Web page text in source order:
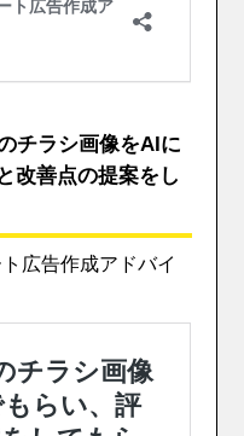
チラシ画像をAIに
改善点の提案をし
広告作成アドバイ